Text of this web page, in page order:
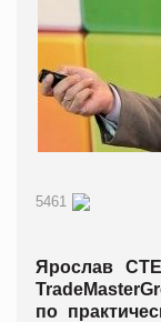
5461
Ярослав
по